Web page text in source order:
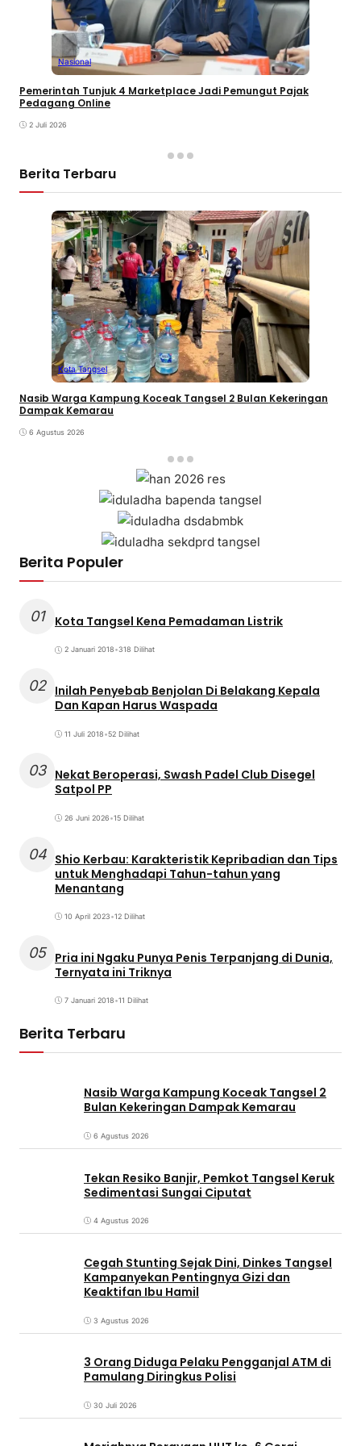
Nasional
Pemerintah Tunjuk 4 Marketplace Jadi Pemungut Pajak
Pedagang Online
2 Juli 2026
Berita Terbaru
Kota Tangsel
Nasib Warga Kampung Koceak Tangsel 2 Bulan Kekeringan
Dampak Kemarau
6 Agustus 2026
Berita Populer
01 Kota Tangsel Kena Pemadaman Listrik
2 Januari 2018•318 Dilihat
02 Inilah Penyebab Benjolan Di Belakang Kepala
Dan Kapan Harus Waspada
11 Juli 2018•52 Dilihat
03 Nekat Beroperasi, Swash Padel Club Disegel
Satpol PP
26 Juni 2026•15 Dilihat
04 Shio Kerbau: Karakteristik Kepribadian dan Tips
untuk Menghadapi Tahun-tahun yang
Menantang
10 April 2023•12 Dilihat
05 Pria ini Ngaku Punya Penis Terpanjang di Dunia,
Ternyata ini Triknya
7 Januari 2018•11 Dilihat
Berita Terbaru
Nasib Warga Kampung Koceak Tangsel 2
Bulan Kekeringan Dampak Kemarau
6 Agustus 2026
Tekan Resiko Banjir, Pemkot Tangsel Keruk
Sedimentasi Sungai Ciputat
4 Agustus 2026
Cegah Stunting Sejak Dini, Dinkes Tangsel
Kampanyekan Pentingnya Gizi dan
Keaktifan Ibu Hamil
3 Agustus 2026
3 Orang Diduga Pelaku Pengganjal ATM di
Pamulang Diringkus Polisi
30 Juli 2026